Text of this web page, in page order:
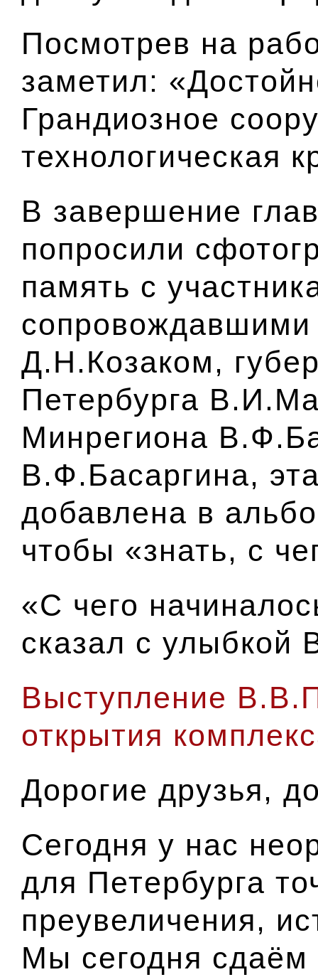
Посмотрев на
заметил:
Грандиозное
технологическая
В завершение
попросили
память с
Д.Н.Козаком,
Петербурга
Минрегиона
В.Ф.Басаргина,
добавлена в
чтобы «знать, с
«С чего
сказал с улыбкой
Выступление
открытия
Дорогие друзья,
Сегодня у нас
для Петербурга
преувеличения,
Мы сегодня